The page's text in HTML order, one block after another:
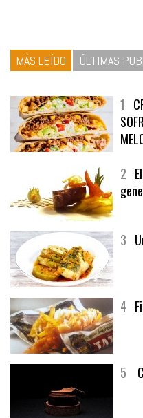
MÁS LEÍDO ÚLTIMAS
1
2
3
4
5